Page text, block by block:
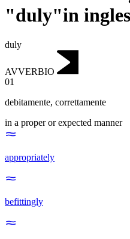
"duly"in
duly
AVVERBIO
01
debitamente, correttamente
in a proper or expected manner
appropriately
befittingly